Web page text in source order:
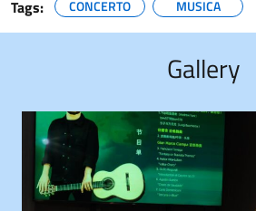
Tags: CONCERTO MUSICA
Gallery